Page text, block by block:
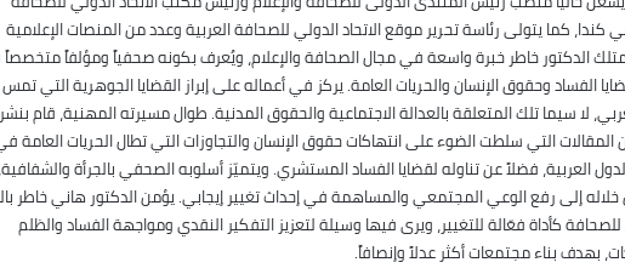
كندا، كما يتولى رئاسة تحرير موقع الاتحاد الدولي للصحافة العربية وعدد من المنصات الإعلامية
الدكتور خاطر خبرة واسعة في مجال الصحافة والإعلام، ويُعرف بكونه صحفياً ومؤلفاً
الفساد وحقوق الإنسان والحريات العامة. يركز في أعماله على إبراز القضايا الجوهرية التي تمس
لا سيما تلك المتعلقة بالعدالة الاجتماعية والحقوق المدنية. طوال مسيرته المهنية، قام بنشر
المقالات التي سلطت الضوء على انتهاكات حقوق الإنسان والتجاوزات التي تطال الحريات العامة
العربية، فضلاً عن تناوله لقضايا الفساد المستشري. ويتميّز أسلوبه الصحفي بالجرأة والشفافية،
إلى رفع الوعي المجتمعي والمساهمة في إحداث تغيير إيجابي. يؤمن الدكتور هاني خاطر
كأداة فعّالة للتغيير، ويرى فيها وسيلة لتعزيز التفكير النقدي ومواجهة الفساد والظلم
بهدف بناء مجتمعات أكثر عدلاً وإنصافاً.